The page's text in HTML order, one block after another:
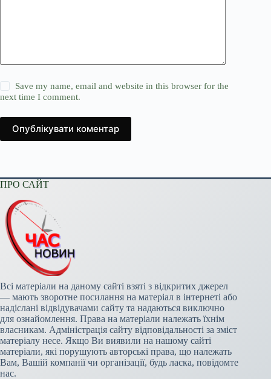
Save my name, email and website in this browser for the
next time I comment.
Опублікувати коментар
ПРО САЙТ
Всі матеріали на даному сайті взяті з відкритих джерел
— мають зворотне посилання на матеріал в інтернеті або
надіслані відвідувачами сайту та надаються виключно
для ознайомлення. Права на матеріали належать їхнім
власникам. Адміністрація сайту відповідальності за зміст
матеріалу несе. Якщо Ви виявили на нашому сайті
матеріали, які порушують авторські права, що належать
Вам, Вашій компанії чи організації, будь ласка, повідомте
нас.